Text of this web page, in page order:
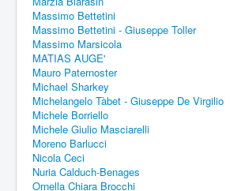
Massimo Bettetini
Massimo Bettetini - Giuseppe Toller
Massimo Marsicola
MATIAS AUGE'
Mauro Paternoster
Michael Sharkey
Michelangelo Tàbet - Giuseppe De Virgilio
Michele Borriello
Michele Giulio Masciarelli
Moreno Barlucci
Nicola Ceci
Nuria Calduch-Benages
Ornella Chiara Brocchi